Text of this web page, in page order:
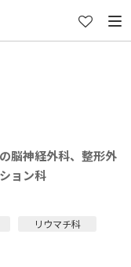
脳神経外科、整形外
ョン科
リウマチ科